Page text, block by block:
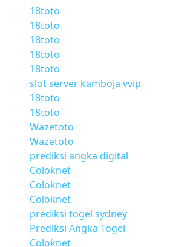
18toto
18toto
18toto
18toto
18toto
slot server kamboja vvip
18toto
18toto
Wazetoto
Wazetoto
prediksi angka digital
Coloknet
Coloknet
Coloknet
prediksi togel sydney
Prediksi Angka Togel
Coloknet